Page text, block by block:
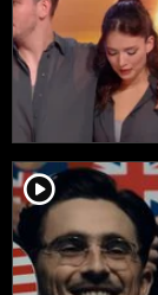
player2